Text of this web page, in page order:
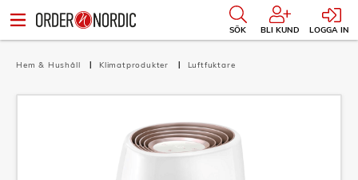
SÖK BLI KUND LOGGA IN
Hem & Hushåll Klimatprodukter Luftfuktare